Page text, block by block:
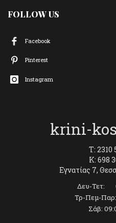
FOLLOW US
Facebook
Pinterest
Instagram
krini-
T: 2310
K: 698
Εγνατίας 7,
Δευ-Τετ:
Τρ-Πεμ-Παρ:
Σάβ: